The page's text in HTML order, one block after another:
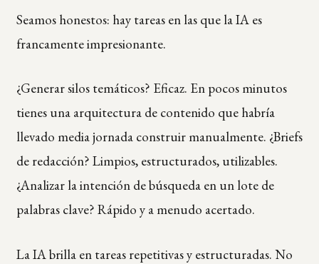
Seamos honestos: hay tareas en las que la IA es
francamente impresionante.
¿Generar silos temáticos? Eficaz. En pocos minutos
tienes una arquitectura de contenido que habría
llevado media jornada construir manualmente. ¿Briefs
de redacción? Limpios, estructurados, utilizables.
¿Analizar la intención de búsqueda en un lote de
palabras clave? Rápido y a menudo acertado.
La IA brilla en tareas repetitivas y estructuradas. No